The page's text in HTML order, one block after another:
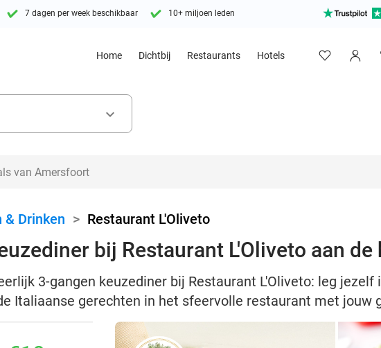
7 dagen per week beschikbaar 10+ miljoen leden
Home Dichtbij Restaurants Hotels
keyboard_arrow_down
& Drinken > Restaurant L'Oliveto
bij Restaurant L'Oliveto aan
3-gangen keuzediner bij Restaurant L'Oliveto: leg
Italiaanse gerechten in het sfeervolle restaurant met jouw